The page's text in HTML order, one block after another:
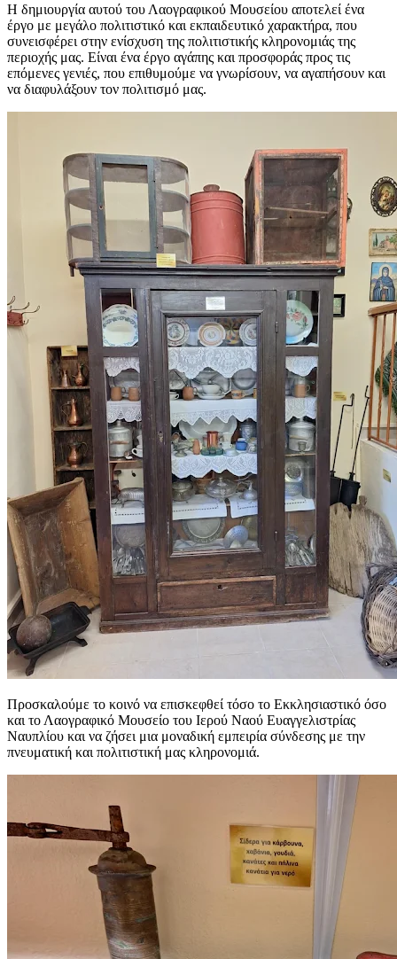
Η δημιουργία αυτού του Λαογραφικού Μουσείου αποτελεί ένα
έργο με μεγάλο πολιτιστικό και εκπαιδευτικό χαρακτήρα, που
συνεισφέρει στην ενίσχυση της πολιτιστικής κληρονομιάς της
περιοχής μας. Είναι ένα έργο αγάπης και προσφοράς προς τις
επόμενες γενιές, που επιθυμούμε να γνωρίσουν, να αγαπήσουν και
να διαφυλάξουν τον πολιτισμό μας.
Προσκαλούμε το κοινό να επισκεφθεί τόσο το Εκκλησιαστικό όσο
και το Λαογραφικό Μουσείο του Ιερού Ναού Ευαγγελιστρίας
Ναυπλίου και να ζήσει μια μοναδική εμπειρία σύνδεσης με την
πνευματική και πολιτιστική μας κληρονομιά.